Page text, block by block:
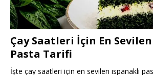
Çay Saatleri İçin En
Pasta Tarifi
İşte çay saatleri için en sevilen ıspanaklı